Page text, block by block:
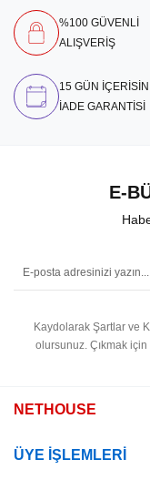
%100 GÜVENLİ
ALIŞVERİŞ
15 GÜN
İADE GARANTİSİ
E-
Kaydolarak Şartlar ve
olursunuz. Çıkmak için
NETHOUSE
ÜYE İŞLEMLERİ